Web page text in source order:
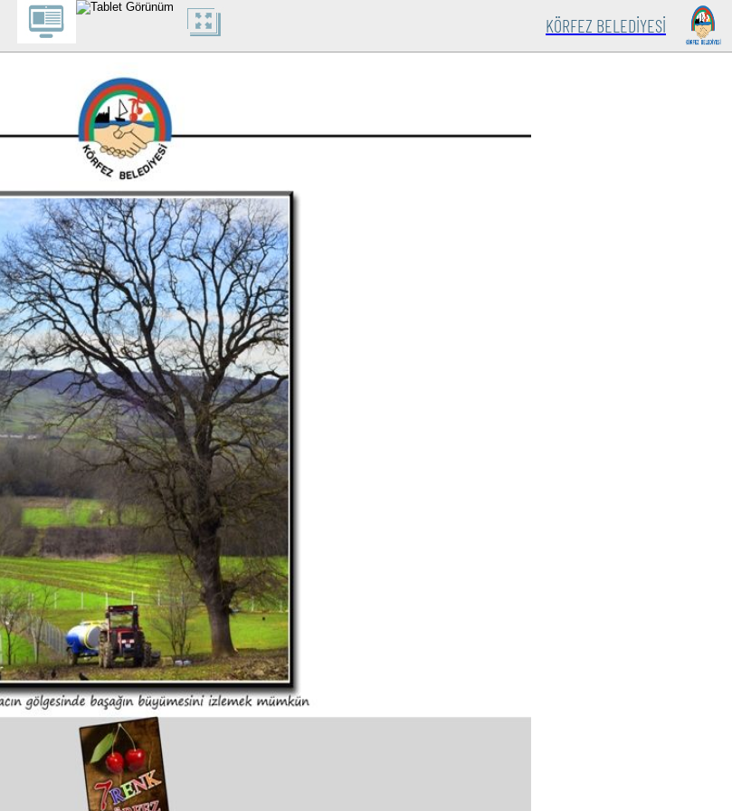
KÖRFEZ BELEDİYESİ